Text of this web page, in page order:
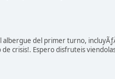
del primer turno,
crisis!. Espero disfruteis